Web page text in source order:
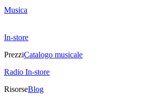
Musica
In-store
PrezziCatalogo musicale
Radio In-store
RisorseBlog